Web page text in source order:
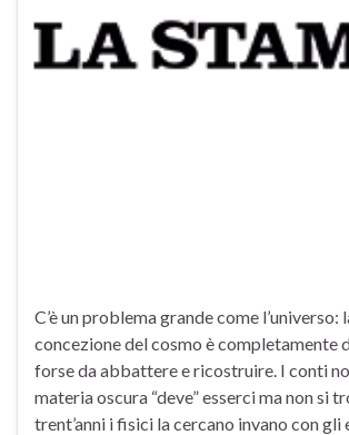
C’è un problema grande come l’universo:
concezione del cosmo è completamente
forse da abbattere e ricostruire. I conti
materia oscura “deve” esserci ma non si
trent’anni i fisici la cercano invano con